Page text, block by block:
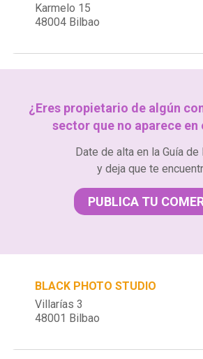
Karmelo 15
48004 Bilbao
¿Eres propietario de algún
sector que no aparece en
Date de alta en la Guía de
y deja que te
PUBLICA TU
BLACK PHOTO STUDIO
Villarías 3
48001 Bilbao